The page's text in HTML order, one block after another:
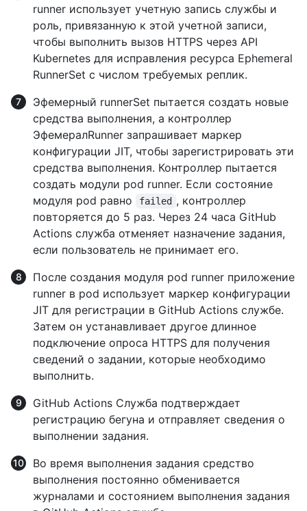
runner использует учетную запись службы и
роль, привязанную к этой учетной записи,
чтобы выполнить вызов HTTPS через API
Kubernetes для исправления ресурса Ephemeral
RunnerSet с числом требуемых реплик.
Эфемерный runnerSet пытается создать новые
средства выполнения, а контроллер
ЭфемералRunner запрашивает маркер
конфигурации JIT, чтобы зарегистрировать эти
средства выполнения. Контроллер пытается
создать модули pod runner. Если состояние
модуля pod равно
failed , контроллер
повторяется до 5 раз. Через 24 часа GitHub
Actions служба отменяет назначение задания,
если пользователь не принимает его.
После создания модуля pod runner приложение
runner в pod использует маркер конфигурации
JIT для регистрации в GitHub Actions службе.
Затем он устанавливает другое длинное
подключение опроса HTTPS для получения
сведений о задании, которые необходимо
выполнить.
GitHub Actions Служба подтверждает
регистрацию бегуна и отправляет сведения о
выполнении задания.
Во время выполнения задания средство
выполнения постоянно обменивается
журналами и состоянием выполнения задания